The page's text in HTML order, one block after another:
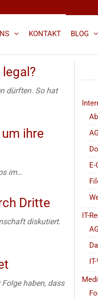
KONTAKT BLOG
dürften. So hat
ihre
im…
Dritte
diskutiert.
haben, dass
IT-